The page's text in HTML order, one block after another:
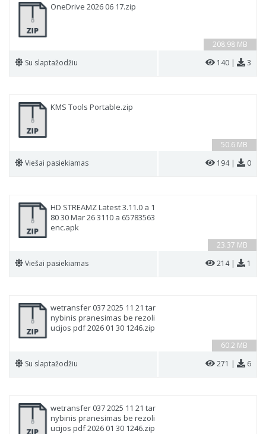
208.98 MB
OneDrive 2026 06 17.zip
Su slaptažodžiu 140 | 3
50.6 MB
KMS Tools Portable.zip
Viešai pasiekiamas 194 | 0
23.37 MB
HD STREAMZ Latest 3.11.0 a 1
80 30 Mar 26 3110 a 65783563
enc.apk
Viešai pasiekiamas 214 | 1
60.2 MB
wetransfer 037 2025 11 21 tar
nybinis pranesimas be rezoli
ucijos pdf 2026 01 30 1246.zip
Su slaptažodžiu 271 | 6
wetransfer 037 2025 11 21 tar
nybinis pranesimas be rezoli
ucijos pdf 2026 01 30 1246.zip